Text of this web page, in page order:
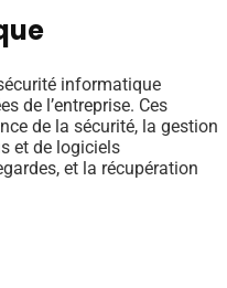
informatique
de l’entreprise. Ces
de la sécurité, la gestion
et de logiciels
et la récupération